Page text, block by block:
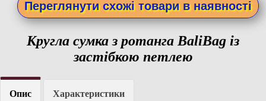
Переглянути схожі товари в наявності
Кругла сумка з ротанга BaliBag із
застібкою петлею
Опис Характеристики